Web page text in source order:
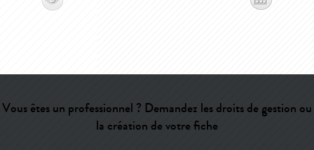
Vous êtes un professionnel ? Demandez les droits de gestion ou
la création de votre fiche